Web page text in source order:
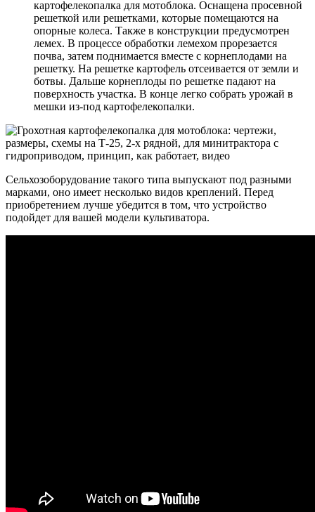
картофелекопалка для мотоблока. Оснащена просевной
решеткой или решетками, которые помещаются на
опорные колеса. Также в конструкции предусмотрен
лемех. В процессе обработки лемехом прорезается
почва, затем поднимается вместе с корнеплодами на
решетку. На решетке картофель отсеивается от земли и
ботвы. Дальше корнеплоды по решетке падают на
поверхность участка. В конце легко собрать урожай в
мешки из-под картофелекопалки.
Сельхозоборудование такого типа выпускают под разными
марками, оно имеет несколько видов креплений. Перед
приобретением лучше убедится в том, что устройство
подойдет для вашей модели культиватора.